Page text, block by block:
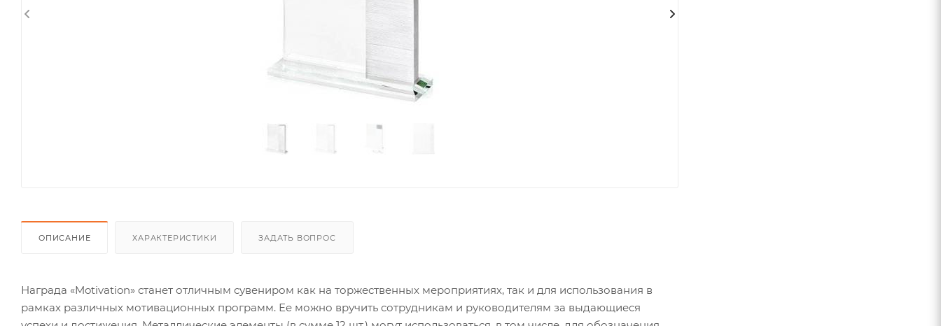
ОПИСАНИЕ ХАРАКТЕРИСТИКИ ЗАДАТЬ ВОПРОС
Награда «Motivation» станет отличным сувениром как на торжественных мероприятиях, так и для использования в
рамках различных мотивационных программ. Ее можно вручить сотрудникам и руководителям за выдающиеся